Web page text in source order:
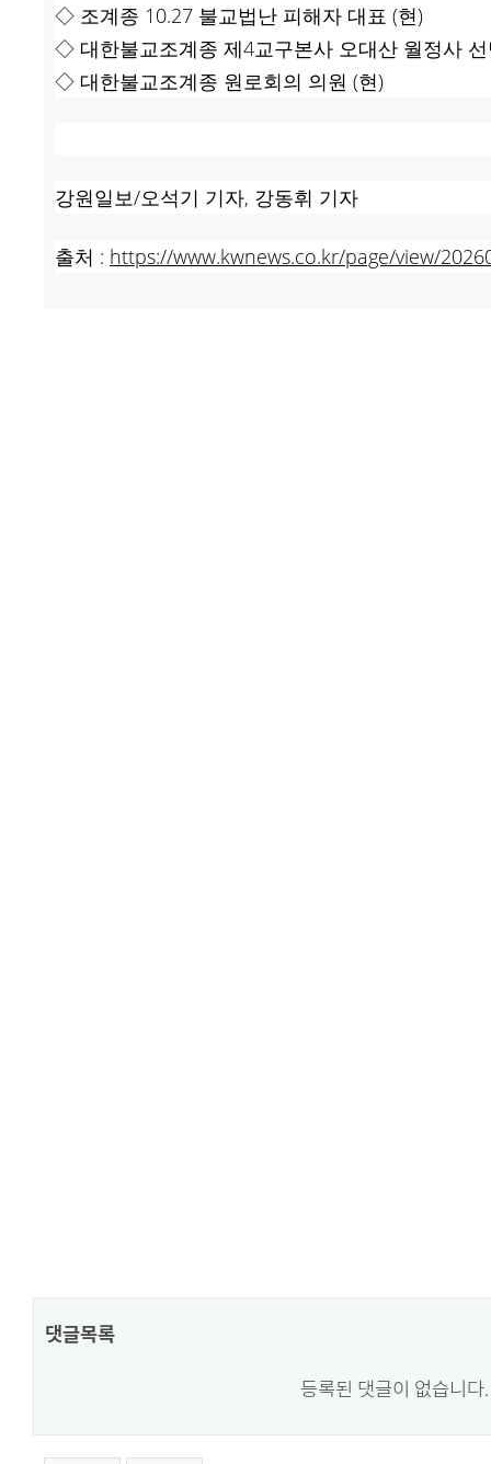
◇ 조계종 10.27 불교법난 피해자 대표 (현)
◇ 대한불교조계종 제4교구본사 오대산 월정사 선
◇ 대한불교조계종 원로회의 의원 (현)
강원일보/오석기 기자, 강동휘 기자
출처 : https://www.kwnews.co.kr/page/view/
댓글목록
등록된 댓글이 없습니다.